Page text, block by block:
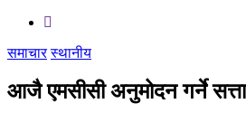
समाचार स्थानीय
आजै एमसीसी अनुमोदन गर्ने